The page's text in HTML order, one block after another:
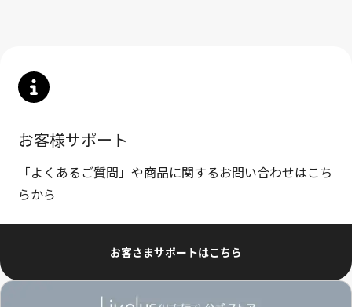
お客様サポート
「よくあるご質問」や商品に関するお問い合わせはこち
らから
お客さまサポートはこちら